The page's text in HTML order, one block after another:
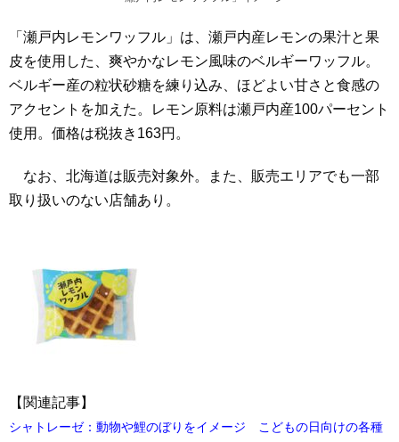
「瀬戸内レモンワッフル」は、瀬戸内産レモンの果汁と果
皮を使用した、爽やかなレモン風味のベルギーワッフル。
ベルギー産の粒状砂糖を練り込み、ほどよい甘さと食感の
アクセントを加えた。レモン原料は瀬戸内産100パーセント
使用。価格は税抜き163円。
なお、北海道は販売対象外。また、販売エリアでも一部
取り扱いのない店舗あり。
【関連記事】
シャトレーゼ：動物や鯉のぼりをイメージ こどもの日向けの各種